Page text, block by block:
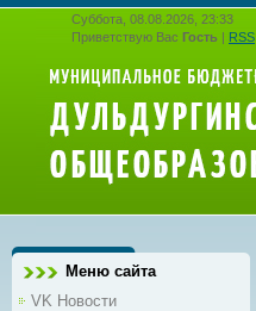
Суббота, 08.08.2026, 23:33
Приветствую Вас Гость | RSS
Меню сайта
VK Новости